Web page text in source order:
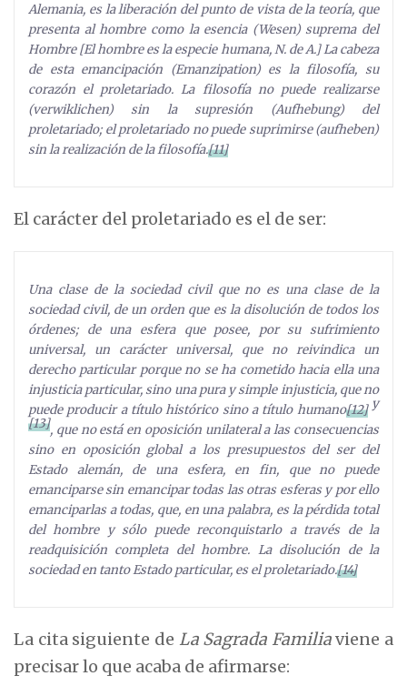
Alemania, es la liberación del punto de vista de la teoría, que
presenta al hombre como la esencia (Wesen) suprema del
Hombre [El hombre es la especie humana, N. de A.] La cabeza
de esta emancipación (Emanzipation) es la filosofía, su
corazón el proletariado. La filosofía no puede realizarse
(verwiklichen) sin la supresión (Aufhebung) del
proletariado; el proletariado no puede suprimirse (aufheben)
sin la realización de la filosofía.[11]
El carácter del proletariado es el de ser:
Una clase de la sociedad civil que no es una clase de la
sociedad civil, de un orden que es la disolución de todos los
órdenes; de una esfera que posee, por su sufrimiento
universal, un carácter universal, que no reivindica un
derecho particular porque no se ha cometido hacia ella una
injusticia particular, sino una pura y simple injusticia, que no
puede producir a título histórico sino a título humano[12] y
[13], que no está en oposición unilateral a las consecuencias
sino en oposición global a los presupuestos del ser del
Estado alemán, de una esfera, en fin, que no puede
emanciparse sin emancipar todas las otras esferas y por ello
emanciparlas a todas, que, en una palabra, es la pérdida total
del hombre y sólo puede reconquistarlo a través de la
readquisición completa del hombre. La disolución de la
sociedad en tanto Estado particular, es el proletariado.[14]
La cita siguiente de La Sagrada Familiaviene a
precisar lo que acaba de afirmarse: